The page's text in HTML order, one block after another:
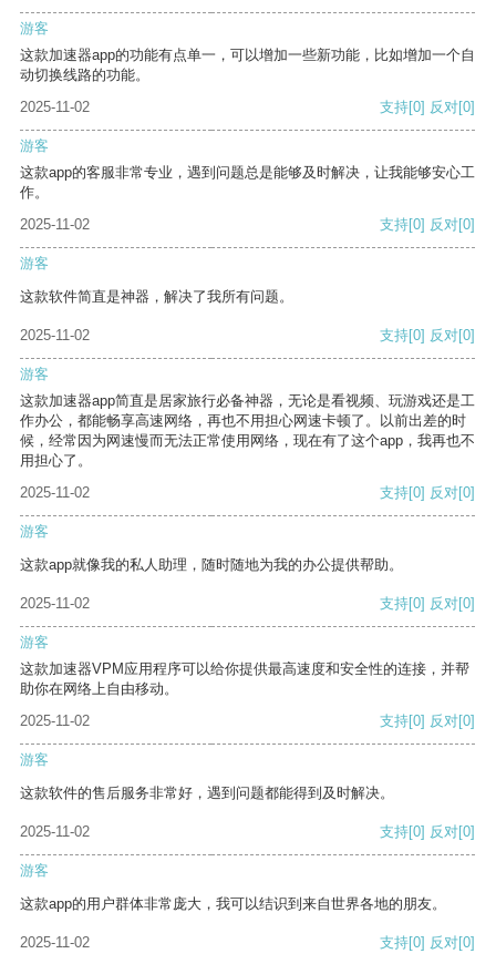
游客
这款加速器app的功能有点单一，可以增加一些新功能，比如增加一个自
动切换线路的功能。
2025-11-02
支持[0] 反对[0]
游客
这款app的客服非常专业，遇到问题总是能够及时解决，让我能够安心工
作。
2025-11-02
支持[0] 反对[0]
游客
这款软件简直是神器，解决了我所有问题。
2025-11-02 支持[0] 反对[0]
游客
这款加速器app简直是居家旅行必备神器，无论是看视频、玩游戏还是工
作办公，都能畅享高速网络，再也不用担心网速卡顿了。以前出差的时
候，经常因为网速慢而无法正常使用网络，现在有了这个app，我再也不
用担心了。
2025-11-02
支持[0] 反对[0]
游客
这款app就像我的私人助理，随时随地为我的办公提供帮助。
2025-11-02 支持[0] 反对[0]
游客
这款加速器VPM应用程序可以给你提供最高速度和安全性的连接，并帮
助你在网络上自由移动。
2025-11-02
支持[0] 反对[0]
游客
这款软件的售后服务非常好，遇到问题都能得到及时解决。
2025-11-02 支持[0] 反对[0]
游客
这款app的用户群体非常庞大，我可以结识到来自世界各地的朋友。
2025-11-02 支持[0] 反对[0]